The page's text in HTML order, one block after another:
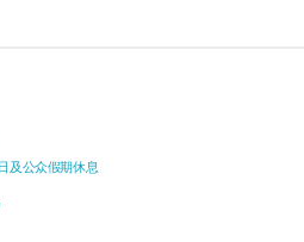
和脂肪酸。
、愉景湾、大屿山及东涌等
送货费, 但车辆不能直达的
需附加HK$80运费。
及公众假期休息